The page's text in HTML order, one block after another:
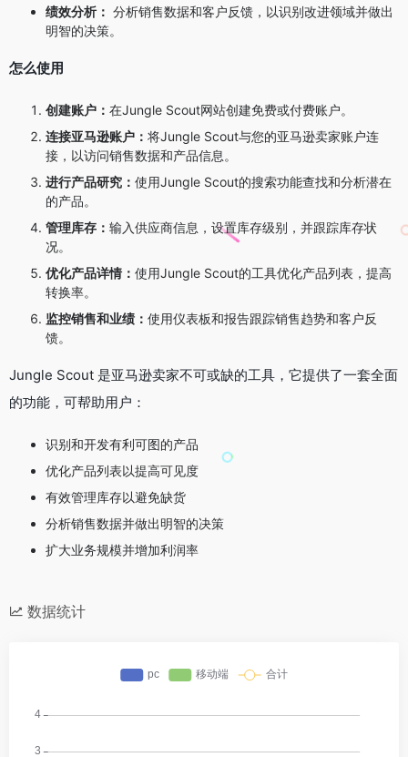
绩效分析： 分析销售数据和客户反馈，以识别改进领域并做出
明智的决策。
怎么使用
创建账户： 在Jungle Scout网站创建免费或付费账户。
连接亚马逊账户： 将Jungle Scout与您的亚马逊卖家账户连
接，以访问销售数据和产品信息。
进行产品研究： 使用Jungle Scout的搜索功能查找和分析潜在
的产品。
管理库存： 输入供应商信息，设置库存级别，并跟踪库存状
况。
优化产品详情： 使用Jungle Scout的工具优化产品列表，提高
转换率。
监控销售和业绩： 使用仪表板和报告跟踪销售趋势和客户反
馈。
Jungle Scout 是亚马逊卖家不可或缺的工具，它提供了一套全面
的功能，可帮助用户：
识别和开发有利可图的产品
优化产品列表以提高可见度
有效管理库存以避免缺货
分析销售数据并做出明智的决策
扩大业务规模并增加利润率
数据统计